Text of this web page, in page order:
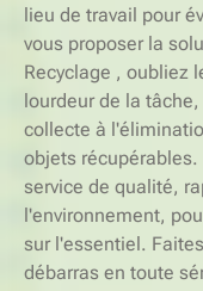
lieu de travail pour
vous proposer la
Recyclage , oubliez
lourdeur de la
collecte à
objets
service de qualité,
l'environnement,
sur l'essentiel.
débarras en toute